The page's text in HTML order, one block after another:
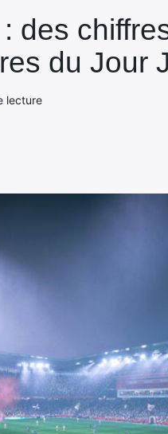
des
du Jour
lecture